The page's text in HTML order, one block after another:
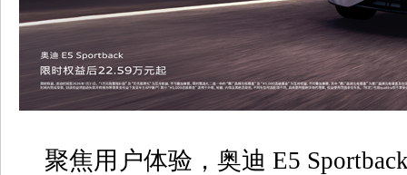
聚焦用户体验，奥迪 E5